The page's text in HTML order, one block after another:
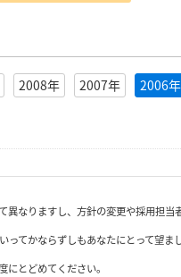
2008年 2007年
2006年
異なりますし、方針の変更や採用担当
ってかならずしもあなたにとって望ま
とどめてください。